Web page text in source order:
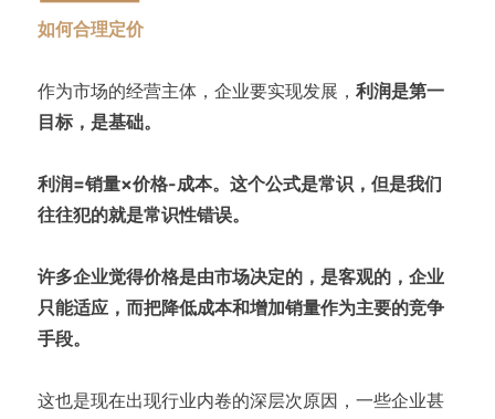
如何合理定价
作为市场的经营主体，企业要实现发展， 利润是第一
目标，是基础。
利润=销量×价格-成本。这个公式是常识，但是我们
往往犯的就是常识性错误。
许多企业觉得价格是由市场决定的，是客观的，企业
只能适应，而把降低成本和增加销量作为主要的竞争
手段。
这也是现在出现行业内卷的深层次原因，一些企业甚